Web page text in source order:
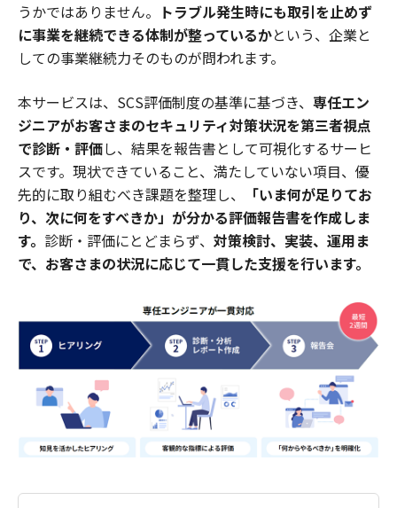
うかではありません。 トラブル発生時にも取引を止めず
に事業を継続できる体制が整っているかという、企業と
しての事業継続力そのものが問われます。
本サービスは、SCS評価制度の基準に基づき、 専任エン
ジニアがお客さまのセキュリティ対策状況を第三者視点
で診断・評価し、結果を報告書として可視化するサーヒ
スです。現状できていること、満たしていない項目、優
先的に取り組むべき課題を整理し、
「いま何が足りてお
り、次に何をすべきか」が分かる評価報告書を作成しま
す。 診断・評価にとどまらず、 対策検討、実装、運用ま
で、お客さまの状況に応じて一貫した支援を行います。